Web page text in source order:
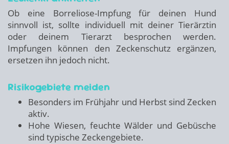
Ob eine Borreliose-Impfung für deinen Hund
sinnvoll ist, sollte individuell mit deiner Tierärztin
oder deinem Tierarzt besprochen werden.
Impfungen können den Zeckenschutz ergänzen,
ersetzen ihn jedoch nicht.
Risikogebiete meiden
Besonders im Frühjahr und Herbst sind Zecken
aktiv.
Hohe Wiesen, feuchte Wälder und Gebüsche
sind typische Zeckengebiete.